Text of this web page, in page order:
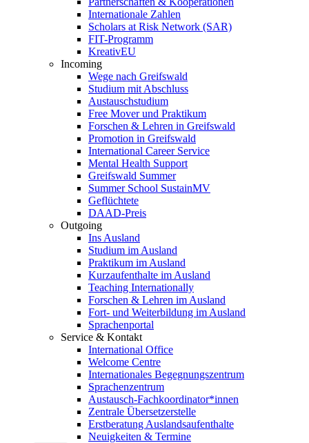
Internationale Zahlen
Scholars at Risk Network (SAR)
FIT-Programm
KreativEU
Incoming
Wege nach Greifswald
Studium mit Abschluss
Austauschstudium
Free Mover und Praktikum
Forschen & Lehren in Greifswald
Promotion in Greifswald
International Career Service
Mental Health Support
Greifswald Summer
Summer School SustainMV
Geflüchtete
DAAD-Preis
Outgoing
Ins Ausland
Studium im Ausland
Praktikum im Ausland
Kurzaufenthalte im Ausland
Teaching Internationally
Forschen & Lehren im Ausland
Fort- und Weiterbildung im Ausland
Sprachenportal
Service & Kontakt
International Office
Welcome Centre
Internationales Begegnungszentrum
Sprachenzentrum
Austausch-Fachkoordinator*innen
Zentrale Übersetzerstelle
Erstberatung Auslandsaufenthalte
Neuigkeiten & Termine